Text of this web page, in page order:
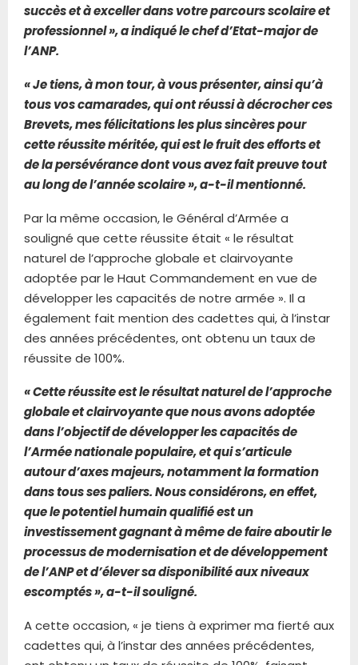
succès et à exceller dans votre parcours scolaire et
professionnel », a indiqué le chef d’Etat-major de
l’ANP.
« Je tiens, à mon tour, à vous présenter, ainsi qu’à
tous vos camarades, qui ont réussi à décrocher ces
Brevets, mes félicitations les plus sincères pour
cette réussite méritée, qui est le fruit des efforts et
de la persévérance dont vous avez fait preuve tout
au long de l’année scolaire », a-t-il mentionné.
Par la même occasion, le Général d’Armée a
souligné que cette réussite était « le résultat
naturel de l’approche globale et clairvoyante
adoptée par le Haut Commandement en vue de
développer les capacités de notre armée ». Il a
également fait mention des cadettes qui, à l’instar
des années précédentes, ont obtenu un taux de
réussite de 100%.
« Cette réussite est le résultat naturel de l’approche
globale et clairvoyante que nous avons adoptée
dans l’objectif de développer les capacités de
l’Armée nationale populaire, et qui s’articule
autour d’axes majeurs, notamment la formation
dans tous ses paliers. Nous considérons, en effet,
que le potentiel humain qualifié est un
investissement gagnant à même de faire aboutir le
processus de modernisation et de développement
de l’ANP et d’élever sa disponibilité aux niveaux
escomptés », a-t-il souligné.
A cette occasion, « je tiens à exprimer ma fierté aux
cadettes qui, à l’instar des années précédentes,